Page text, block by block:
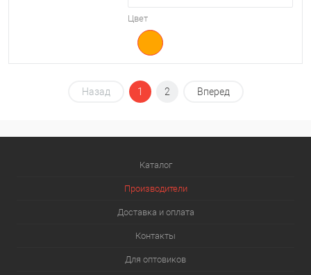
Цвет
Назад 1 2 Вперед
Каталог
Производители
Доставка и оплата
Контакты
Для оптовиков